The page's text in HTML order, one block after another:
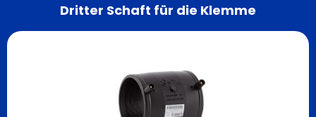
Dritter Schaft für die Klemme